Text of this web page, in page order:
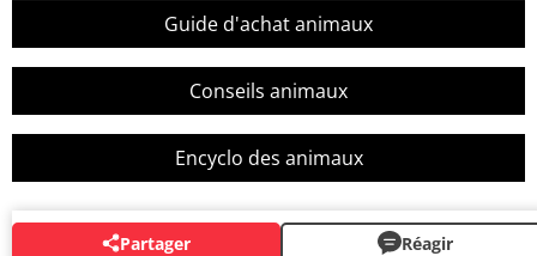
Guide d'achat animaux
Conseils animaux
Encyclo des animaux
Partager
Réagir